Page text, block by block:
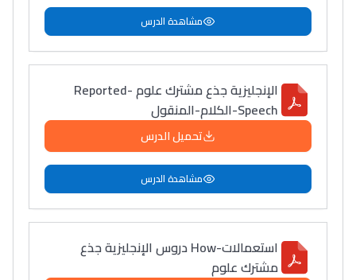
مشاهدة الدرس
الإنجليزية جذع مشترك علوم Reported-
Speech-الكلام-المنقول
تحميل الدرس
مشاهدة الدرس
استعمالات-How دروس الإنجليزية جذع
مشترك علوم